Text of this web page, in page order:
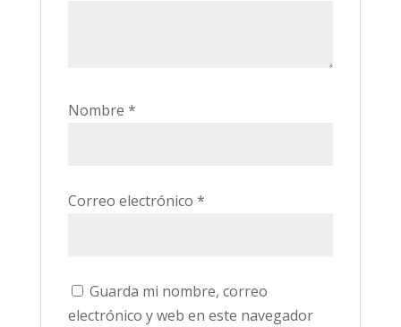
Nombre *
Correo electrónico *
Guarda mi nombre, correo
electrónico y web en este navegador